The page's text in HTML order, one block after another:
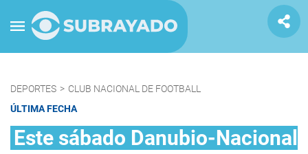
DEPORTES > CLUB NACIONAL DE FOOTBALL
ÚLTIMA FECHA
Este sábado Danubio-Nacional